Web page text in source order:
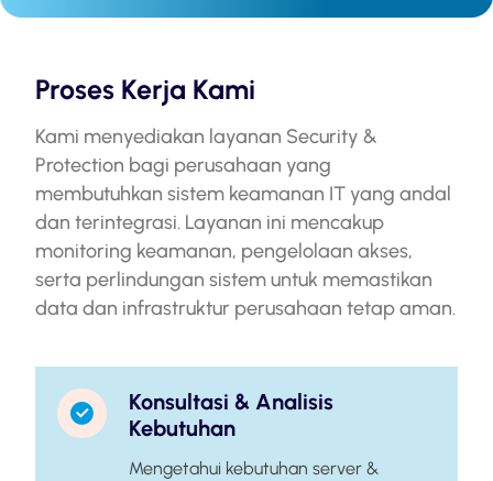
Proses Kerja Kami
Kami menyediakan layanan Security &
Protection bagi perusahaan yang
membutuhkan sistem keamanan IT yang andal
dan terintegrasi. Layanan ini mencakup
monitoring keamanan, pengelolaan akses,
serta perlindungan sistem untuk memastikan
data dan infrastruktur perusahaan tetap aman.
Konsultasi & Analisis
Kebutuhan
Mengetahui kebutuhan server &